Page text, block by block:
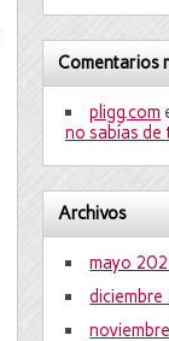
Comentarios
pligg.com
no sabías de
Archivos
mayo